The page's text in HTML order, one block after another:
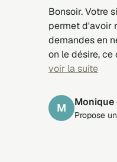
Bonsoir. Votre
permet d'avoir
demandes en
on le désire,
fait gagner du
voir la suite
M Monique
Propose